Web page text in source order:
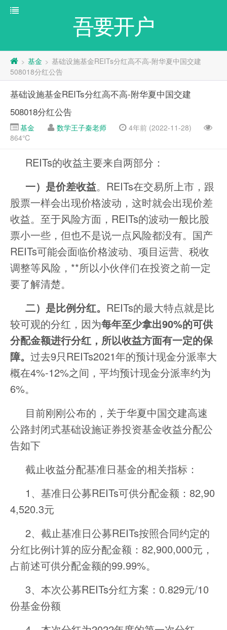
吾要开户
> 基金 > 基础设施基金REITs分红高不高-附华夏中国交建
508018分红公告
基础设施基金REITs分红高不高-附华夏中国交建
508018分红公告
基金 数学王子秦老师
4年前 (2022-11-28)
864℃
REITs的收益主要来自两部分：
一）是价差收益。REITs在交易所上市，跟
股票一样会出现价格波动，这时就会出现价差
收益。至于风险方面，REITs的波动一般比股
票小一些，但也不是说一点风险都没有。国产
REITs可能会面临价格波动、项目运营、税收
调整等风险，**所以小伙伴们在投资之前一定
要了解清楚。
二）是比例分红。 REITs的最大特点就是比
较可观的分红，因为每年至少拿出90%的可供
分配金额进行分红，所以收益方面有一定的保
障。 过去9只REITs2021年的预计现金分派率大
概在4%-12%之间，平均预计现金分派率约为
6%。
目前刚刚公布的，关于华夏中国交建高速
公路封闭式基础设施证券投资基金收益分配公
告如下
截止收益分配基准日基金的相关指标：
1、基准日公募REITs可供分配金额：82,90
4,520.3元
2、截止基准日公募REITs按照合同约定的
分红比例计算的应分配金额：82,900,000元，
占前述可供分配金额的99.99%。
3、本次公募REITs分红方案：0.829元/10
份基金份额